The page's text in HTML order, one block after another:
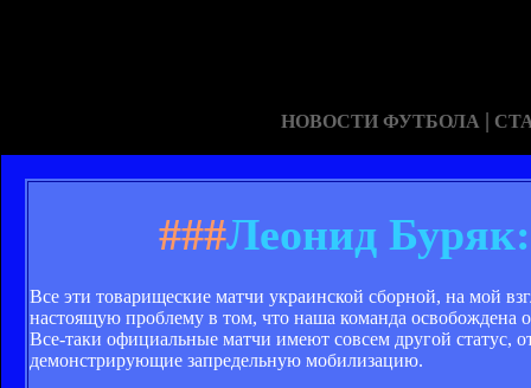
НОВОСТИ ФУТБОЛА |
###Леонид
Все эти товарищеские матчи украинской сборной, на мой
настоящую проблему в том, что наша команда освобождена
Все-таки официальные матчи имеют совсем другой статус,
демонстрирующие запредельную мобилизацию.